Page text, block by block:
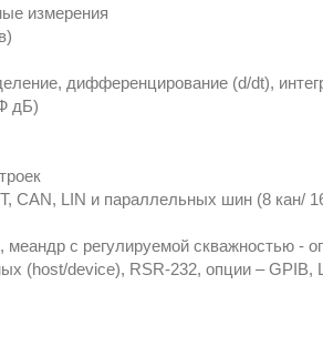
измерения
дифференцирование (d/dt),
дБ)
CAN, LIN и параллельных шин (8 кан/
с регулируемой скважностью -
(host/device), RSR-232, опции – GPIB,